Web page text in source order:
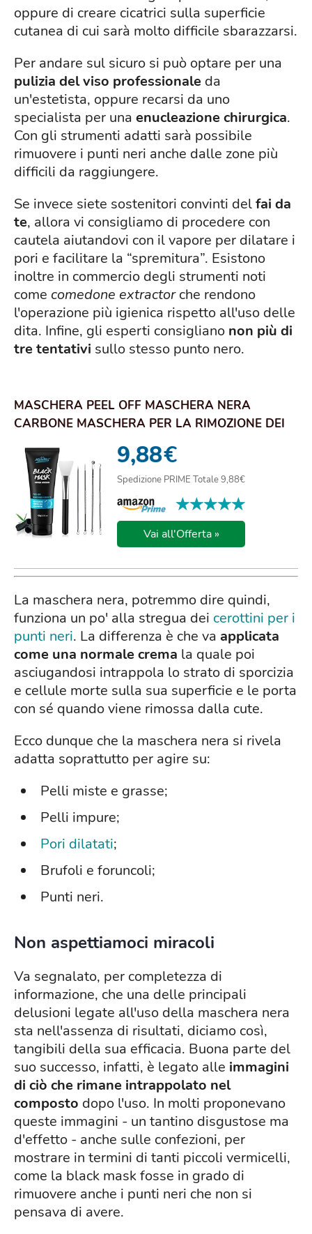
oppure di creare cicatrici sulla superficie
cutanea di cui sarà molto difficile sbarazzarsi.
Per andare sul sicuro si può optare per una
pulizia del viso professionale da
un'estetista, oppure recarsi da uno
specialista per una enucleazione chirurgica.
Con gli strumenti adatti sarà possibile
rimuovere i punti neri anche dalle zone più
difficili da raggiungere.
Se invece siete sostenitori convinti delfai da
te, allora vi consigliamo di procedere con
cautela aiutandovi con il vapore per dilatare i
pori e facilitare la “spremitura”. Esistono
inoltre in commercio degli strumenti noti
come comedone extractorche rendono
l'operazione più igienica rispetto all'uso delle
dita. Infine, gli esperti consigliano non più di
tre tentativi sullo stesso punto nero.
MASCHERA PEEL OFF MASCHERA NERA
CARBONE MASCHERA PER LA RIMOZIONE DEI
9,88€
Spedizione PRIME Totale 9,88€
★★★★★
★★★★★
Vai all'Offerta »
La maschera nera, potremmo dire quindi,
funziona un po' alla stregua dei cerottini per i
punti neri. La differenza è che va applicata
come una normale crema la quale poi
asciugandosi intrappola lo strato di sporcizia
e cellule morte sulla sua superficie e le porta
con sé quando viene rimossa dalla cute.
Ecco dunque che la maschera nera si rivela
adatta soprattutto per agire su:
Pelli miste e grasse;
Pelli impure;
Pori dilatati;
Brufoli e foruncoli;
Punti neri.
Non aspettiamoci miracoli
Va segnalato, per completezza di
informazione, che una delle principali
delusioni legate all'uso della maschera nera
sta nell'assenza di risultati, diciamo così,
tangibili della sua efficacia. Buona parte del
suo successo, infatti, è legato alle immagini
di ciò che rimane intrappolato nel
composto dopo l'uso. In molti proponevano
queste immagini - un tantino disgustose ma
d'effetto - anche sulle confezioni, per
mostrare in termini di tanti piccoli vermicelli,
come la black mask fosse in grado di
rimuovere anche i punti neri che non si
pensava di avere.